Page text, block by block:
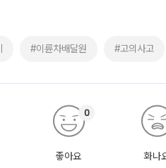
#이륜차배달원 #고의사고
좋아요
0
화나